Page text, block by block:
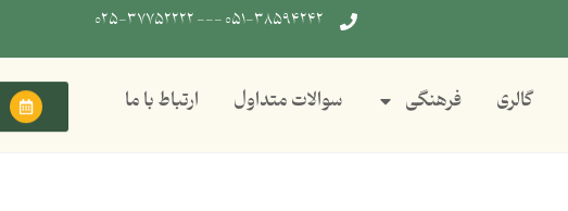
۰۵۱-۳۸۵۹۴۲۴۲ --- ۰۲۵-۳۷۷۵۲۲۲۲
گالری فرهنگی سوالات متداول ارتباط با ما